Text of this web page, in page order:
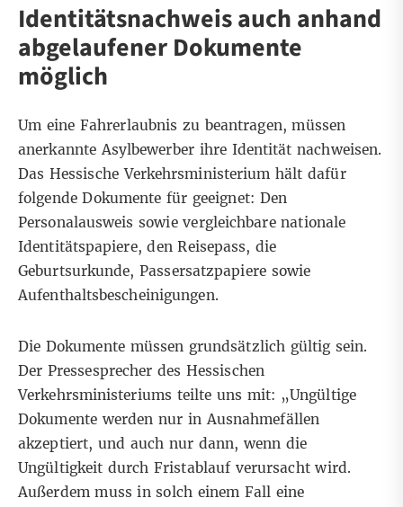
Identitätsnachweis auch anhand
abgelaufener Dokumente
möglich
Um eine Fahrerlaubnis zu beantragen, müssen
anerkannte Asylbewerber ihre Identität nachweisen.
Das Hessische Verkehrsministerium hält dafür
folgende Dokumente für geeignet: Den
Personalausweis sowie vergleichbare nationale
Identitätspapiere, den Reisepass, die
Geburtsurkunde, Passersatzpapiere sowie
Aufenthaltsbescheinigungen.
Die Dokumente müssen grundsätzlich gültig sein.
Der Pressesprecher des Hessischen
Verkehrsministeriums teilte uns mit: „Ungültige
Dokumente werden nur in Ausnahmefällen
akzeptiert, und auch nur dann, wenn die
Ungültigkeit durch Fristablauf verursacht wird.
Außerdem muss in solch einem Fall eine